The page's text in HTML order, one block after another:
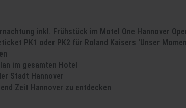
inkl. Frühstück im Motel One Hannover
PK1 oder PK2 für Roland Kaisers 'Unser
im gesamten Hotel
Stadt Hannover
Zeit Hannover zu entdecken